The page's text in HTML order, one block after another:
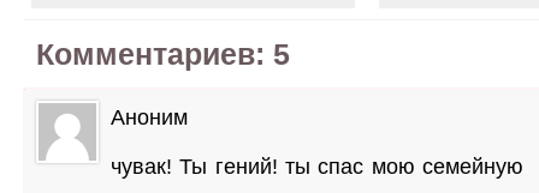
Комментариев: 5
Аноним
чувак! Ты гений! ты спас мою семейную